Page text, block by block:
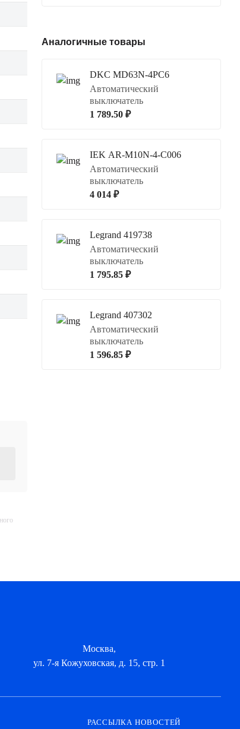
Аналогичные товары
DKC MD63N-4PC6
Автоматический
выключатель
1 789.50 ₽
IEK AR-M10N-4-C006
Автоматический
выключатель
4 014 ₽
Legrand 419738
Автоматический
выключатель
1 795.85 ₽
Legrand 407302
Автоматический
выключатель
1 596.85 ₽
Москва,
ул. 7-я Кожуховская, д. 15, стр. 1
РАССЫЛКА НОВОСТЕЙ